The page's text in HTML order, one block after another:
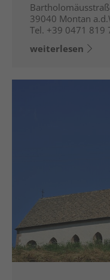
39040 Montan
Tel. +39 0471 819
weiterlesen